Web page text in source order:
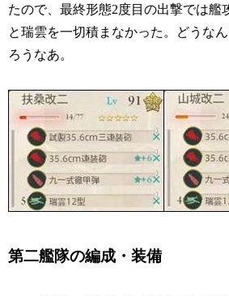
たので、最終形態2度目の出撃では艦
と瑞雲を一切積まなかった。どうな
ろうなあ。
第二艦隊の編成・装備